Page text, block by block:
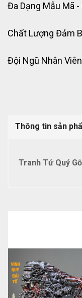
Đa Dạng Mẫu Mã -
Chất Lượng Đảm
Đội Ngũ Nhân
Thông tin sản
Tranh Tứ Quý